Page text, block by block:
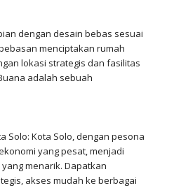
dengan desain bebas sesuai
menciptakan rumah
lokasi strategis dan fasilitas
adalah sebuah
Solo: Kota Solo, dengan pesona
yang pesat, menjadi
menarik. Dapatkan
akses mudah ke berbagai